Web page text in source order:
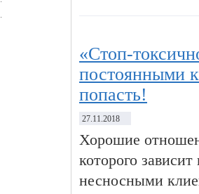
«Стоп-
постоянными
попасть!
27.11.2018
Хорошие
которого
несносными